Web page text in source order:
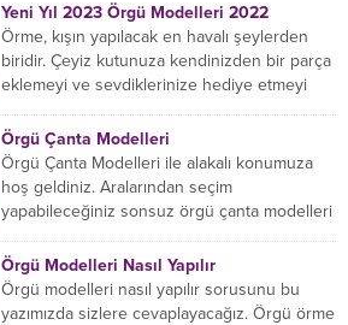
Yeni Yıl 2023 Örgü Modelleri 2022
Örme, kışın yapılacak en havalı şeylerden
biridir. Çeyiz kutunuza kendinizden bir parça
eklemeyi ve sevdiklerinize hediye etmeyi
Örgü Çanta Modelleri
Örgü Çanta Modelleri ile alakalı konumuza
hoş geldiniz. Aralarından seçim
yapabileceğiniz sonsuz örgü çanta modelleri
Örgü Modelleri Nasıl Yapılır
Örgü modelleri nasıl yapılır sorusunu bu
yazımızda sizlere cevaplayacağız. Örgü örme